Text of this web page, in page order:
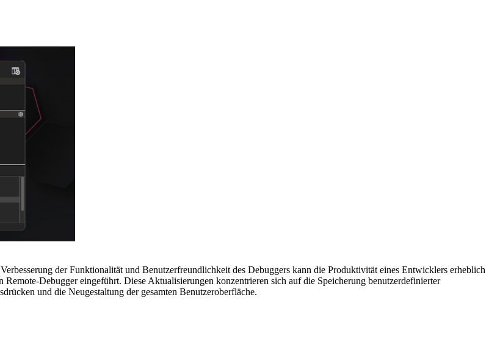
der Funktionalität und Benutzerfreundlichkeit des Debuggers kann die Produktivität eines Entwicklers erheblich
Debugger eingeführt. Diese Aktualisierungen konzentrieren sich auf die Speicherung benutzerdefinierter
und die Neugestaltung der gesamten Benutzeroberfläche.